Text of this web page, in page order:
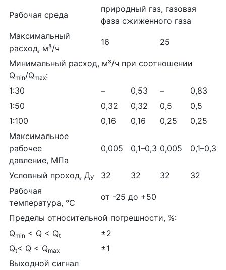
Рабочая среда
природный газ, газовая
фаза сжиженного газа
Максимальный
расход, м³/ч
16 25
Минимальный расход, м³/ч при соотношении
Qmin/Qmax:
1:30
– 0,53 –
0,83
1:50
0,32 0,32 0,5
0,5
1:100
0,16 0,16 0,25
0,25
Максимальное
рабочее
давление, МПа
0,005 0,1–0,3 0,005 0,1–0,3
Условный проход, ДУ 32 32 32
32
Рабочая
температура, °С
от -25 до +50
Пределы относительной погрешности, %:
Qmin < Q < Qt
±2
Qt< Q < Qmax
±1
Выходной сигнал